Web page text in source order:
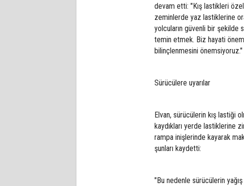
devam etti: "Kış lastikleri
zeminlerde yaz lastiklerine
yolcuların güvenli bir şekilde
temin etmek. Biz hayati
bilinçlenmesini önemsiyoruz."
Sürücülere uyarılar
Elvan, sürücülerin kış lastiği
kaydıkları yerde lastiklerine
rampa inişlerinde kayarak
şunları kaydetti:
"Bu nedenle sürücülerin yağış